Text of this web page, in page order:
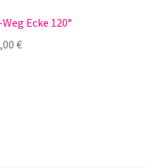
Ecke 120°
€